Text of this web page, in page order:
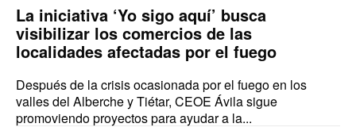
La iniciativa ‘Yo sigo aquí’ busca
visibilizar los comercios de las
localidades afectadas por el fuego
Después de la crisis ocasionada por el fuego en los
valles del Alberche y Tiétar, CEOE Ávila sigue
promoviendo proyectos para ayudar a la...